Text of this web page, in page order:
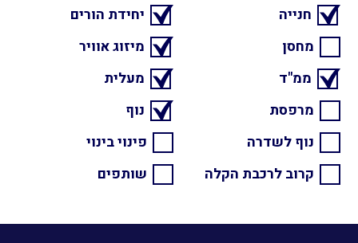
חנייה
יחידת הורים
מחסן
מיזוג אוויר
ממ"ד
מעלית
מרפסת
נוף
נוף לשדרה
פינוי בינוי
קרוב לרכבת הקלה
שותפים